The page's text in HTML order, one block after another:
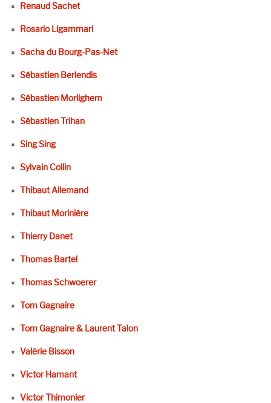
Renaud Sachet
Rosario Ligammari
Sacha du Bourg-Pas-Net
Sébastien Berlendis
Sébastien Morlighem
Sébastien Trihan
Sing Sing
Sylvain Collin
Thibaut Allemand
Thibaut Morinière
Thierry Danet
Thomas Bartel
Thomas Schwoerer
Tom Gagnaire
Tom Gagnaire & Laurent Talon
Valérie Bisson
Victor Hamant
Victor Thimonier